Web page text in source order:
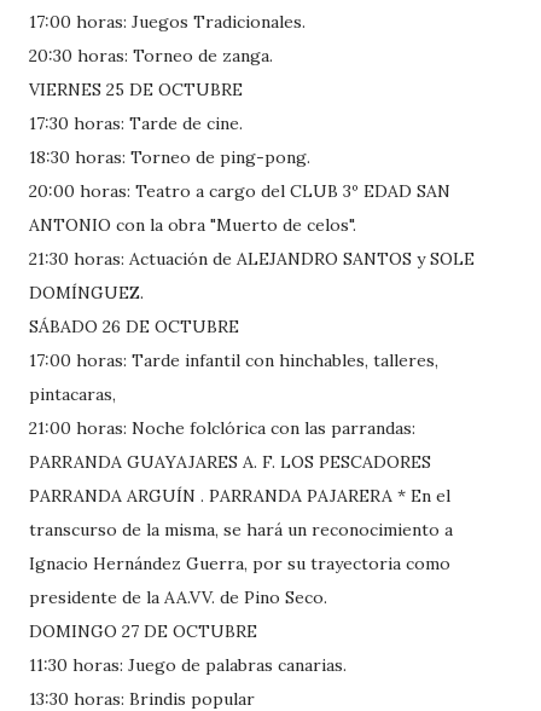
17:00 horas: Juegos Tradicionales.
20:30 horas: Torneo de zanga.
VIERNES 25 DE OCTUBRE
17:30 horas: Tarde de cine.
18:30 horas: Torneo de ping-pong.
20:00 horas: Teatro a cargo del CLUB 3º EDAD SAN
ANTONIO con la obra "Muerto de celos".
21:30 horas: Actuación de ALEJANDRO SANTOS y SOLE
DOMÍNGUEZ.
SÁBADO 26 DE OCTUBRE
17:00 horas: Tarde infantil con hinchables, talleres,
pintacaras,
21:00 horas: Noche folclórica con las parrandas:
PARRANDA GUAYAJARES A. F. LOS PESCADORES
PARRANDA ARGUÍN . PARRANDA PAJARERA * En el
transcurso de la misma, se hará un reconocimiento a
Ignacio Hernández Guerra, por su trayectoria como
presidente de la AA.VV. de Pino Seco.
DOMINGO 27 DE OCTUBRE
11:30 horas: Juego de palabras canarias.
13:30 horas: Brindis popular